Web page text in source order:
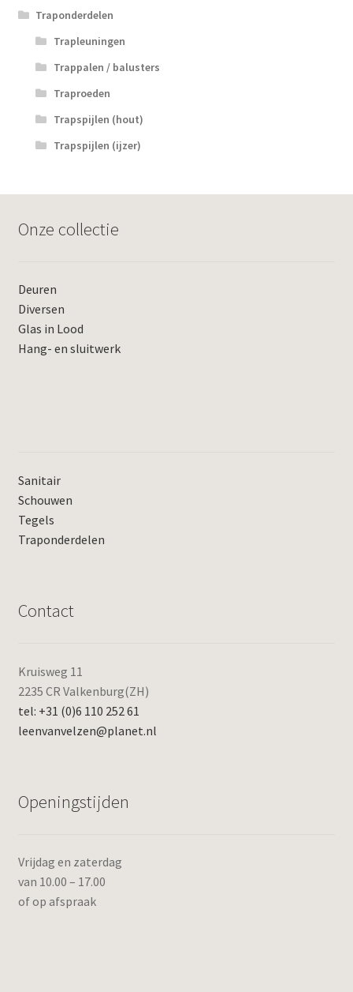
Traponderdelen
Trapleuningen
Trappalen / balusters
Traproeden
Trapspijlen (hout)
Trapspijlen (ijzer)
Onze collectie
Deuren
Diversen
Glas in Lood
Hang- en sluitwerk
Sanitair
Schouwen
Tegels
Traponderdelen
Contact
Kruisweg 11
2235 CR Valkenburg(ZH)
tel: +31 (0)6 110 252 61
leenvanvelzen@planet.nl
Openingstijden
Vrijdag en zaterdag
van 10.00 – 17.00
of op afspraak